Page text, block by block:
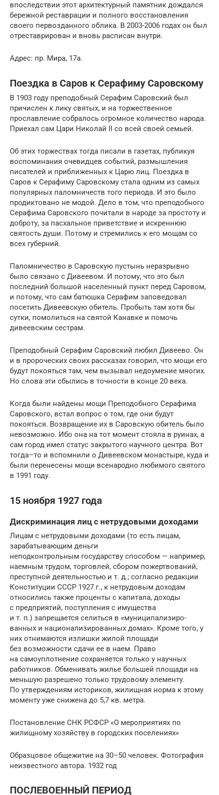
впоследствии этот архитектурный памятник дождался
бережной реставрации и полного восстановления
своего первозданного облика. В 2003-2006 годах он был
отреставрирован и вновь расписан внутри.
Адрес: пр. Мира, 17а.
Поездка в Саров к Серафиму Саровскому
В 1903 году преподобный Серафим Саровский был
причислен к лику святых, и на торжественное
прославление собралось огромное количество народа.
Приехал сам Цари Николай II со всей своей семьей.
Об этих торжествах тогда писали в газетах, публикуя
воспоминания очевидцев событий, размышления
писателей и приближенных к Царю лиц. Поездка в
Саров к Серафиму Саровскому стала одним из самых
популярных паломничеств того периода. И это было
продиктовано не модой. Дело в том, что преподобного
Серафима Саровского почитали в народе за простоту и
доброту, за пасхальное приветствие и искреннюю
святость души. Потому и стремились к его мощам со
всех губерний.
Паломничество в Саровскую пустынь неразрывно
было связано с Дивеевом. И потому, что это был
последний большой населенный пункт перед Саровом,
и потому, что сам батюшка Серафим заповедовал
посетить Дивеевскую обитель. Пробыть там хотя бы
сутки, помолиться на святой Канавке и помочь
дивеевским сестрам.
Преподобный Серафим Саровский любил Дивеево. Он
и в пророческих своих рассказах говорил, что мощи его
будут покояться там, чем вызывал недоумение многих.
Но слова эти сбылись в точности в конце 20 века.
Когда были найдены мощи Преподобного Серафима
Саровского, встал вопрос о том, где они будут
покояться. Возвращение их в Cаровскую обитель было
невозможно. Ибо она на тот момент стояла в руинах, а
сам город имел статус закрытого научного центра. Вот
тогда–то и вспомнили о Дивеевском монастыре, куда и
были перенесены мощи всенародно любимого святого
в 1991 году.
15 ноября 1927 года
Дискриминация лиц с нетрудовыми доходами
Лицам с нетрудовыми доходами (то есть лицам,
зарабатывающим деньги
неподконтрольным государству способом — например,
наемным трудом, торговлей, сбором пожертвований,
преступной деятельностью и т. д.; согласно редакции
Конституции СССР 1927 г., к нетрудовым доходам
относились также проценты с капитала, доходы
с предприятий, поступления с имущества
и т. п.) запрещается селиться в «муниципализиро­
ванных и национали­зированных домах». Кроме того, у
них отнимаются излишки жилой площади
без возможности сдачи ее в наем. Право
на самоуплотнение сохраняется только у научных
работников. Обменивать жилье большей площади на
меньшую разрешено только трудовому элементу.
По утверждениям историков, жилищная норма к этому
моменту уже снижена до 5,7 кв. метра.
Постановление СНК РСФСР «О мероприятиях по
жилищному хозяйству в городских поселениях»
Образцовое общежитие на 30–50 человек. Фотография
неизвестного автора. 1932 год
ПОСЛЕВОЕННЫЙ ПЕРИОД